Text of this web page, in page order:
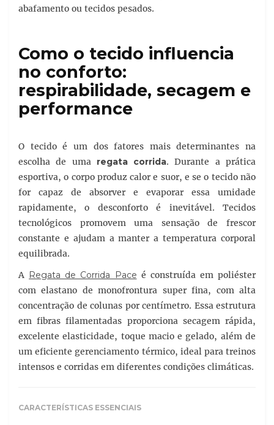
abafamento ou tecidos pesados.
Como o tecido influencia
no conforto:
respirabilidade, secagem e
performance
O tecido é um dos fatores mais determinantes na
escolha de uma regata corrida. Durante a prática
esportiva, o corpo produz calor e suor, e se o tecido não
for capaz de absorver e evaporar essa umidade
rapidamente, o desconforto é inevitável. Tecidos
tecnológicos promovem uma sensação de frescor
constante e ajudam a manter a temperatura corporal
equilibrada.
A Regata de Corrida Pace é construída em poliéster
com elastano de monofrontura super fina, com alta
concentração de colunas por centímetro. Essa estrutura
em fibras filamentadas proporciona secagem rápida,
excelente elasticidade, toque macio e gelado, além de
um eficiente gerenciamento térmico, ideal para treinos
intensos e corridas em diferentes condições climáticas.
CARACTERÍSTICAS ESSENCIAIS